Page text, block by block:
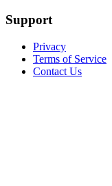
Support
Privacy
Terms of Service
Contact Us